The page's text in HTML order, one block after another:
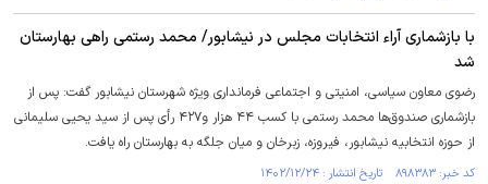
با بازشماری آراء انتخابات مجلس در نیشابور/ محمد رستمی راهی بهارستان
شد
رضوی معاون سیاسی، امنیتی و اجتماعی فرمانداری ویژه شهرستان نیشابور گفت: پس از
بازشماری صندوق‌ها محمد رستمی با کسب ۴۴ هزار و۴۲۷ رأی پس از سید یحیی سلیمانی
از حوزه انتخابیه نیشابور، فیروزه، زبرخان و میان جلگه به بهارستان راه یافت.
کد خبر: ۸۹۸۳۸۳ تاریخ انتشار : ۱۴۰۲/۱۲/۲۴